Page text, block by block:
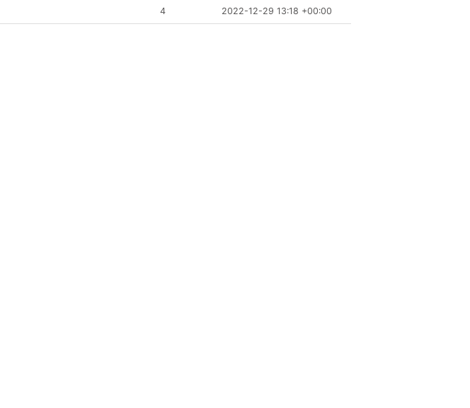
4 2022-12-29 13:18 +00:00